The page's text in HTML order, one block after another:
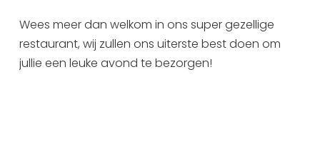
Wees meer dan welkom in ons super gezellige
restaurant, wij zullen ons uiterste best doen om
jullie een leuke avond te bezorgen!